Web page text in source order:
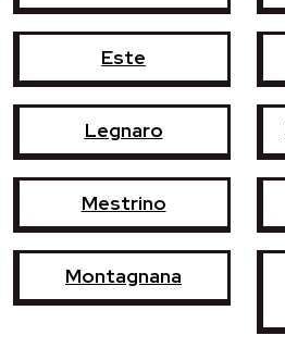
Este
Legnaro
Mestrino
Montagnana